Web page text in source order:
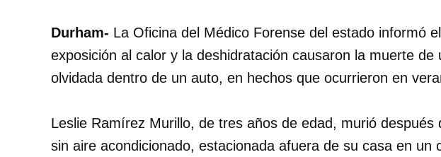
Durham- La Oficina del Médico Forense del estado informó
exposición al calor y la deshidratación causaron la muerte de
olvidada dentro de un auto, en hechos que ocurrieron en
Leslie Ramírez Murillo, de tres años de edad, murió después
sin aire acondicionado, estacionada afuera de su casa en un